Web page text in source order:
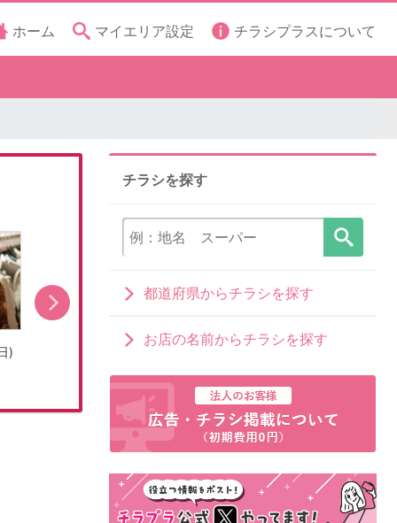
ホーム マイエリア設定 チラシプラスについて
) 売出し期間:7/31(金)〜8/16(日)
チラシを探す
都道府県からチラシを探す
お店の名前からチラシを探す